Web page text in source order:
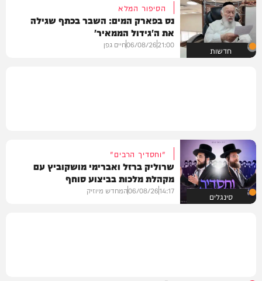
חדשות
הסיפור המלא
נס בפארק המים: השבר בכתף שגילה
את ה'גידול הממאיר'
21:00
06/08/26חיים גפן
סינגלים
"וחסדיך הרבים"
שרוליק ברזל ואברימי מושקוביץ עם
מקהלת מלכות בביצוע סוחף
14:17
06/08/26המחדש מיוזיק